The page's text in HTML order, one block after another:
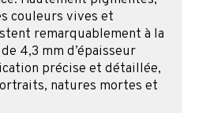
couleurs vives et
remarquablement à la
4,3 mm d’épaisseur
précise et détaillée,
natures mortes et